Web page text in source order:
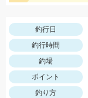
釣行日
釣行時間
釣場
ポイント
釣り方